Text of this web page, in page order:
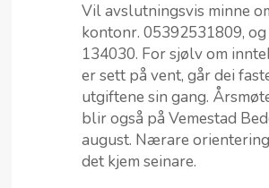
Vil avslutningsvis minne
kontonr. 05392531809,
134030. For sjølv om
er sett på vent, går dei
utgiftene sin gang.
blir også på Vemestad
august. Nærare
det kjem seinare.